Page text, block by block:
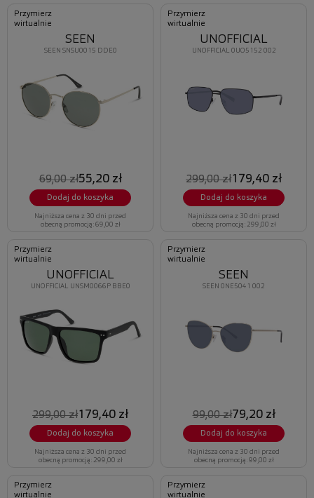
Przymierz
wirtualnie
SEEN SNSU0015 DDE0
SEEN
69,00 zł55,20 zł
Dodaj do koszyka
Najniższa cena z 30 dni przed
obecną promocją: 69,00 zł
Przymierz
wirtualnie
UNOFFICIAL 0UO5152 002
UNOFFICIAL
299,00 zł179,40 zł
Dodaj do koszyka
Najniższa cena z 30 dni przed
obecną promocją: 299,00 zł
Przymierz
wirtualnie
UNOFFICIAL UNSM0066P BBE0
UNOFFICIAL
299,00 zł179,40 zł
Dodaj do koszyka
Najniższa cena z 30 dni przed
obecną promocją: 299,00 zł
Przymierz
wirtualnie
SEEN 0NE5041 002
SEEN
99,00 zł79,20 zł
Dodaj do koszyka
Najniższa cena z 30 dni przed
obecną promocją: 99,00 zł
Przymierz
wirtualnie
Przymierz
wirtualnie